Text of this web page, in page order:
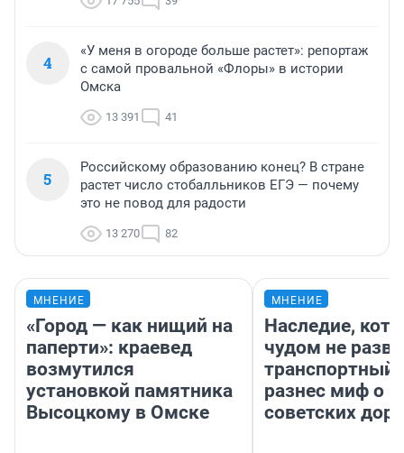
4
«У меня в огороде больше растет»: репортаж
с самой провальной «Флоры» в истории
Омска
13 391 41
5
Российскому образованию конец? В стране
растет число стобалльников ЕГЭ — почему
это не повод для радости
13 270 82
МНЕНИЕ
«Город — как нищий на
паперти»: краевед
возмутился
установкой памятника
Высоцкому в Омске
МНЕНИЕ
Наследие,
чудом не
транспортный
разнес миф о
советских